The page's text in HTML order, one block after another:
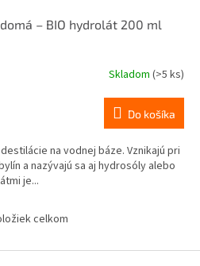
– BIO hydrolát 200 ml
Skladom (>5 ks)
Do košíka
na vodnej báze. Vznikajú pri
a nazývajú sa aj hydrosóly alebo
je...
O
l
celkom